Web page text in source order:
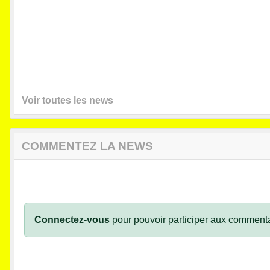
Voir toutes les news
COMMENTEZ LA NEWS
Connectez-vous pour pouvoir participer aux